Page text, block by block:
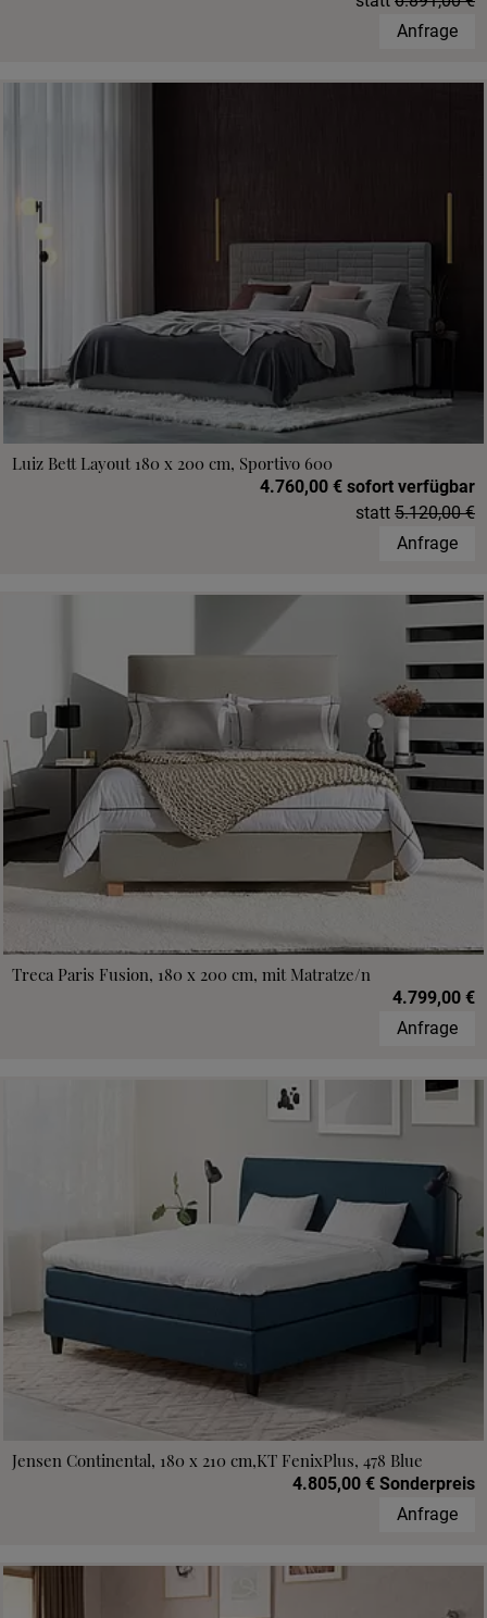
Anfrage
Luiz Bett Layout 180 x 200 cm, Sportivo 600
4.760,00 € sofort verfügbar
statt 5.120,00 €
Anfrage
Treca Paris Fusion, 180 x 200 cm, mit Matratze/n
4.799,00 €
Anfrage
Jensen Continental, 180 x 210 cm,KT FenixPlus, 478 Blue
4.805,00 € Sonderpreis
Anfrage